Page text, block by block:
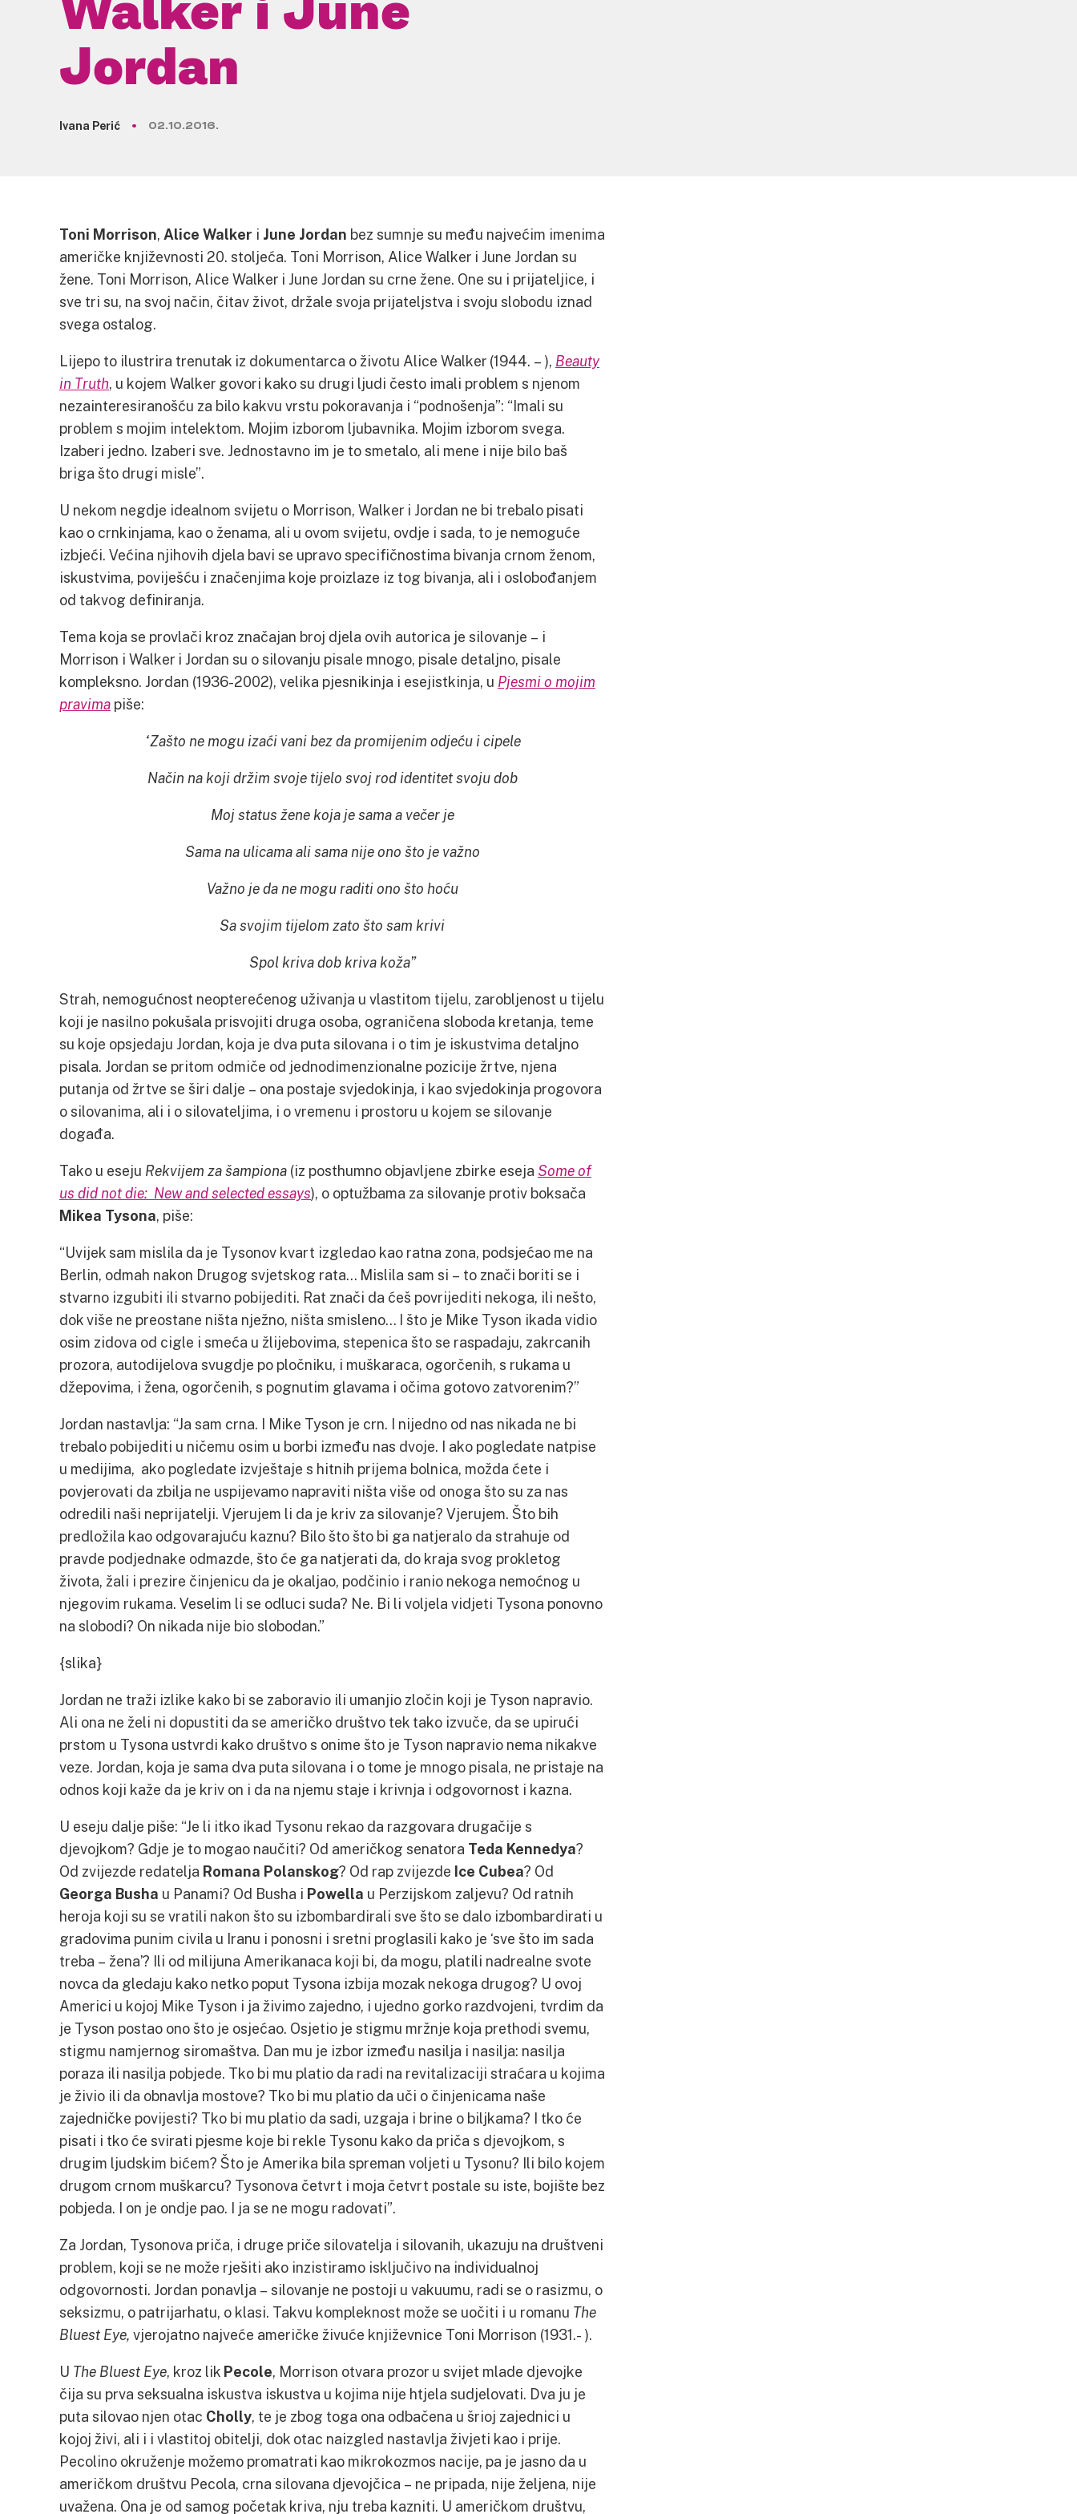
Jordan
Ivana Perić 02.10.2016.
Toni Morrison, Alice Walker i June Jordan bez sumnje su među najvećim imenima
američke književnosti 20. stoljeća. Toni Morrison, Alice Walker i June Jordan su
žene. Toni Morrison, Alice Walker i June Jordan su crne žene. One su i prijateljice, i
sve tri su, na svoj način, čitav život, držale svoja prijateljstva i svoju slobodu iznad
svega ostalog.
Lijepo to ilustrira trenutak iz dokumentarca o životu Alice Walker (1944. – ), Beauty
in Truth, u kojem Walker govori kako su drugi ljudi često imali problem s njenom
nezainteresiranošću za bilo kakvu vrstu pokoravanja i “podnošenja”: “Imali su
problem s mojim intelektom. Mojim izborom ljubavnika. Mojim izborom svega.
Izaberi jedno. Izaberi sve. Jednostavno im je to smetalo, ali mene i nije bilo baš
briga što drugi misle”.
U nekom negdje idealnom svijetu o Morrison, Walker i Jordan ne bi trebalo pisati
kao o crnkinjama, kao o ženama, ali u ovom svijetu, ovdje i sada, to je nemoguće
izbjeći. Većina njihovih djela bavi se upravo specifičnostima bivanja crnom ženom,
iskustvima, poviješću i značenjima koje proizlaze iz tog bivanja, ali i oslobođanjem
od takvog definiranja.
Tema koja se provlači kroz značajan broj djela ovih autorica je silovanje – i
Morrison i Walker i Jordan su o silovanju pisale mnogo, pisale detaljno, pisale
kompleksno. Jordan (1936-2002), velika pjesnikinja i esejistkinja, u Pjesmi o mojim
pravima piše:
“Zašto ne mogu izaći vani bez da promijenim odjeću i cipele
Način na koji držim svoje tijelo svoj rod identitet svoju dob
Moj status žene koja je sama a večer je
Sama na ulicama ali sama nije ono što je važno
Važno je da ne mogu raditi ono što hoću
Sa svojim tijelom zato što sam krivi
Spol kriva dob kriva koža”
Strah, nemogućnost neopterećenog uživanja u vlastitom tijelu, zarobljenost u tijelu
koji je nasilno pokušala prisvojiti druga osoba, ograničena sloboda kretanja, teme
su koje opsjedaju Jordan, koja je dva puta silovana i o tim je iskustvima detaljno
pisala. Jordan se pritom odmiče od jednodimenzionalne pozicije žrtve, njena
putanja od žrtve se širi dalje – ona postaje svjedokinja, i kao svjedokinja progovora
o silovanima, ali i o silovateljima, i o vremenu i prostoru u kojem se silovanje
događa.
Tako u eseju Rekvijem za šampiona (iz posthumno objavljene zbirke eseja Some of
us did not die: New and selected essays), o optužbama za silovanje protiv boksača
Mikea Tysona, piše:
“Uvijek sam mislila da je Tysonov kvart izgledao kao ratna zona, podsjećao me na
Berlin, odmah nakon Drugog svjetskog rata… Mislila sam si – to znači boriti se i
stvarno izgubiti ili stvarno pobijediti. Rat znači da ćeš povrijediti nekoga, ili nešto,
dok više ne preostane ništa nježno, ništa smisleno… I što je Mike Tyson ikada vidio
osim zidova od cigle i smeća u žlijebovima, stepenica što se raspadaju, zakrcanih
prozora, autodijelova svugdje po pločniku, i muškaraca, ogorčenih, s rukama u
džepovima, i žena, ogorčenih, s pognutim glavama i očima gotovo zatvorenim?”
Jordan nastavlja: “Ja sam crna. I Mike Tyson je crn. I nijedno od nas nikada ne bi
trebalo pobijediti u ničemu osim u borbi između nas dvoje. I ako pogledate natpise
u medijima, ako pogledate izvještaje s hitnih prijema bolnica, možda ćete i
povjerovati da zbilja ne uspijevamo napraviti ništa više od onoga što su za nas
odredili naši neprijatelji. Vjerujem li da je kriv za silovanje? Vjerujem. Što bih
predložila kao odgovarajuću kaznu? Bilo što što bi ga natjeralo da strahuje od
pravde podjednake odmazde, što će ga natjerati da, do kraja svog prokletog
života, žali i prezire činjenicu da je okaljao, podčinio i ranio nekoga nemoćnog u
njegovim rukama. Veselim li se odluci suda? Ne. Bi li voljela vidjeti Tysona ponovno
na slobodi? On nikada nije bio slobodan.”
{slika}
Jordan ne traži izlike kako bi se zaboravio ili umanjio zločin koji je Tyson napravio.
Ali ona ne želi ni dopustiti da se američko društvo tek tako izvuče, da se upirući
prstom u Tysona ustvrdi kako društvo s onime što je Tyson napravio nema nikakve
veze. Jordan, koja je sama dva puta silovana i o tome je mnogo pisala, ne pristaje na
odnos koji kaže da je kriv on i da na njemu staje i krivnja i odgovornost i kazna.
U eseju dalje piše: “Je li itko ikad Tysonu rekao da razgovara drugačije s
djevojkom? Gdje je to mogao naučiti? Od američkog senatora Teda Kennedya?
Od zvijezde redatelja Romana Polanskog? Od rap zvijezde Ice Cubea? Od
Georga Busha u Panami? Od Busha i Powella u Perzijskom zaljevu? Od ratnih
heroja koji su se vratili nakon što su izbombardirali sve što se dalo izbombardirati u
gradovima punim civila u Iranu i ponosni i sretni proglasili kako je ‘sve što im sada
treba – žena’? Ili od milijuna Amerikanaca koji bi, da mogu, platili nadrealne svote
novca da gledaju kako netko poput Tysona izbija mozak nekoga drugog? U ovoj
Americi u kojoj Mike Tyson i ja živimo zajedno, i ujedno gorko razdvojeni, tvrdim da
je Tyson postao ono što je osjećao. Osjetio je stigmu mržnje koja prethodi svemu,
stigmu namjernog siromaštva. Dan mu je izbor između nasilja i nasilja: nasilja
poraza ili nasilja pobjede. Tko bi mu platio da radi na revitalizaciji straćara u kojima
je živio ili da obnavlja mostove? Tko bi mu platio da uči o činjenicama naše
zajedničke povijesti? Tko bi mu platio da sadi, uzgaja i brine o biljkama? I tko će
pisati i tko će svirati pjesme koje bi rekle Tysonu kako da priča s djevojkom, s
drugim ljudskim bićem? Što je Amerika bila spreman voljeti u Tysonu? Ili bilo kojem
drugom crnom muškarcu? Tysonova četvrt i moja četvrt postale su iste, bojište bez
pobjeda. I on je ondje pao. I ja se ne mogu radovati”.
Za Jordan, Tysonova priča, i druge priče silovatelja i silovanih, ukazuju na društveni
problem, koji se ne može rješiti ako inzistiramo isključivo na individualnoj
odgovornosti. Jordan ponavlja – silovanje ne postoji u vakuumu, radi se o rasizmu, o
seksizmu, o patrijarhatu, o klasi. Takvu kompleknost može se uočiti i u romanu The
Bluest Eye, vjerojatno najveće američke živuće književnice Toni Morrison (1931.- ).
U The Bluest Eye, kroz lik Pecole, Morrison otvara prozor u svijet mlade djevojke
čija su prva seksualna iskustva iskustva u kojima nije htjela sudjelovati. Dva ju je
puta silovao njen otac Cholly, te je zbog toga ona odbačena u šrioj zajednici u
kojoj živi, ali i i vlastitoj obitelji, dok otac naizgled nastavlja živjeti kao i prije.
Pecolino okruženje možemo promatrati kao mikrokozmos nacije, pa je jasno da u
američkom društvu Pecola, crna silovana djevojčica – ne pripada, nije željena, nije
uvažena. Ona je od samog početak kriva, nju treba kazniti. U američkom društvu,